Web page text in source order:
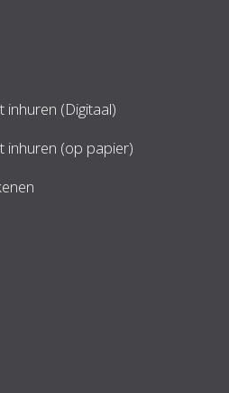
inhuren (Digitaal)
inhuren (op papier)